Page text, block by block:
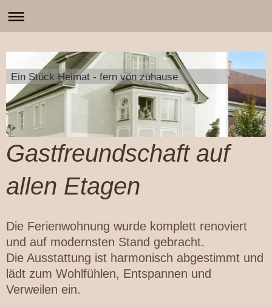
Ein Stück Heimat - fern von zuhause
Gastfreundschaft auf
allen Etagen
Die Ferienwohnung wurde komplett renoviert
und auf modernsten Stand gebracht.
Die Ausstattung ist harmonisch abgestimmt und
lädt zum Wohlfühlen, Entspannen und
Verweilen ein.